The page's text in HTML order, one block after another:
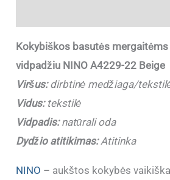
Kokybiškos basutės
vidpadžiu NINO A4229-22 Beige
Viršus:dirbtinė medžiaga/
Vidus:tekstilė
Vidpadis:natūrali oda
Dydžio atitikimas:Atitinka
NINO – aukštos kokybės